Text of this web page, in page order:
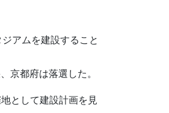
アムを建設すること
京都府は落選した。
として建設計画を見